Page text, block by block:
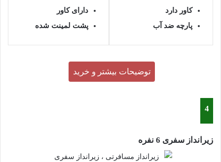
کاور دارد
پارچه ضد آب
دارای کاور
پشت لمینت شده
توضیحات بیشتر و خرید
4
زیرانداز سفری 6 نفره